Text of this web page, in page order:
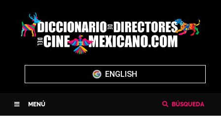
ENGLISH
MENÚ BÚSQUEDA